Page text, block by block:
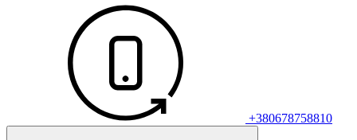
+380678758810